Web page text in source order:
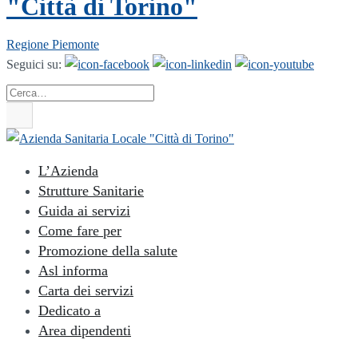
"Città di Torino"
Regione Piemonte
Seguici su:
Cerca
L’Azienda
Strutture Sanitarie
Guida ai servizi
Come fare per
Promozione della salute
Asl informa
Carta dei servizi
Dedicato a
Area dipendenti